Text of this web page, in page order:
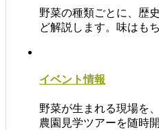
野菜の種類ごとに、歴
ど解説します。味はも
イベント情報
野菜が生まれる現場を
農園見学ツアーを随時